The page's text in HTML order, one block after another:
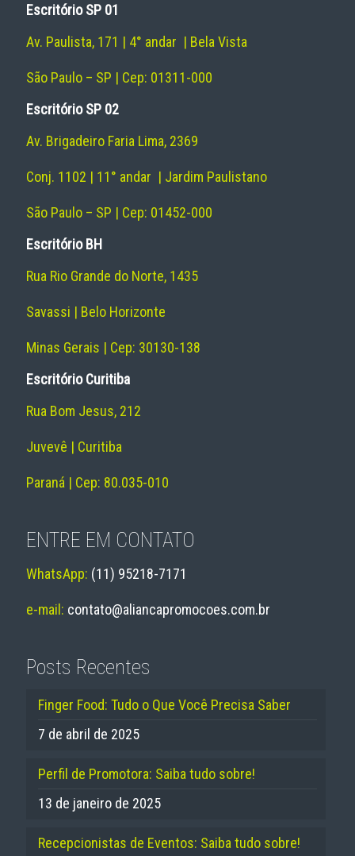
Escritório SP 01
Av. Paulista, 171 | 4° andar | Bela Vista
São Paulo – SP | Cep: 01311-000
Escritório SP 02
Av. Brigadeiro Faria Lima, 2369
Conj. 1102 | 11° andar | Jardim Paulistano
São Paulo – SP | Cep: 01452-000
Escritório BH
Rua Rio Grande do Norte, 1435
Savassi | Belo Horizonte
Minas Gerais | Cep: 30130-138
Escritório Curitiba
Rua Bom Jesus, 212
Juvevê | Curitiba
Paraná | Cep: 80.035-010
ENTRE EM CONTATO
WhatsApp: (11) 95218-7171
e-mail: contato@aliancapromocoes.com.br
Posts Recentes
Finger Food: Tudo o Que Você Precisa Saber
7 de abril de 2025
Perfil de Promotora: Saiba tudo sobre!
13 de janeiro de 2025
Recepcionistas de Eventos: Saiba tudo sobre!